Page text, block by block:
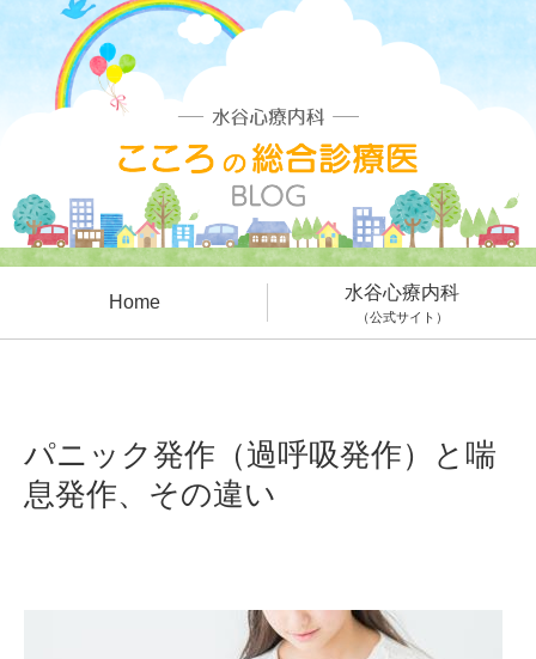
Home 水谷心療内科
（公式サイト）
パニック発作（過呼吸発作）と喘
息発作、その違い